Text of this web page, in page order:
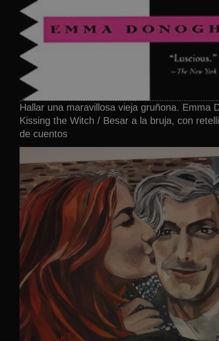
Hallar una maravillosa vieja gruñona. Emma
Kissing the Witch / Besar a la bruja, con
de cuentos